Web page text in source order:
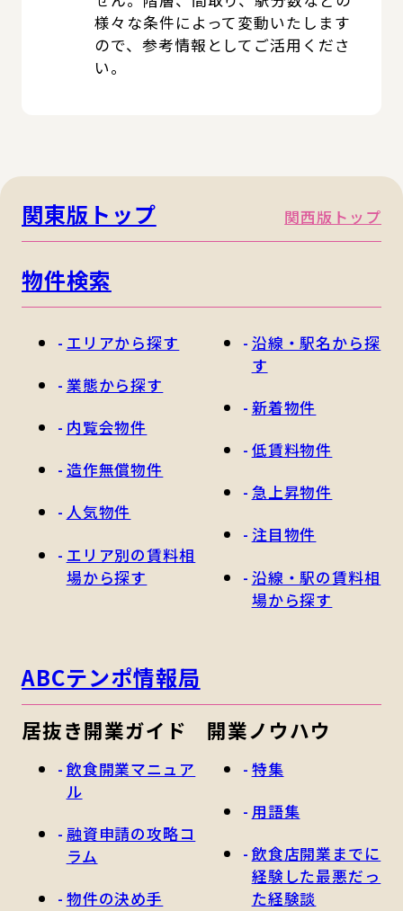
様々な条件によって変動いたします
ので、参考情報としてご活用くださ
い。
関東版トップ 関西版トップ
物件検索
エリアから探す
業態から探す
内覧会物件
造作無償物件
人気物件
エリア別の賃料相
場から探す
沿線・駅名から探
す
新着物件
低賃料物件
急上昇物件
注目物件
沿線・駅の賃料相
場から探す
ABCテンポ情報局
居抜き開業ガイド
飲食開業マニュア
ル
融資申請の攻略コ
ラム
物件の決め手
開業ノウハウ
特集
用語集
飲食店開業までに
経験した最悪だっ
た経験談